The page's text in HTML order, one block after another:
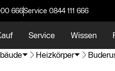
666Service 0844 111 666
Service Wissen
Heizkörper